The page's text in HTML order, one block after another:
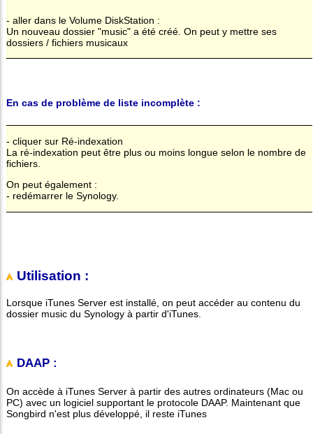
- aller dans le Volume DiskStation :
Un nouveau dossier "music" a été créé. On peut y mettre ses
dossiers / fichiers musicaux
En cas de problème de liste incomplète :
- cliquer sur Ré-indexation
La ré-indexation peut être plus ou moins longue selon le nombre de
fichiers.
On peut également :
- redémarrer le Synology.
Utilisation :
Lorsque iTunes Server est installé, on peut accéder au contenu du
dossier music du Synology à partir d'iTunes.
DAAP :
On accède à iTunes Server à partir des autres ordinateurs (Mac ou
PC) avec un logiciel supportant le protocole DAAP. Maintenant que
Songbird n'est plus développé, il reste iTunes